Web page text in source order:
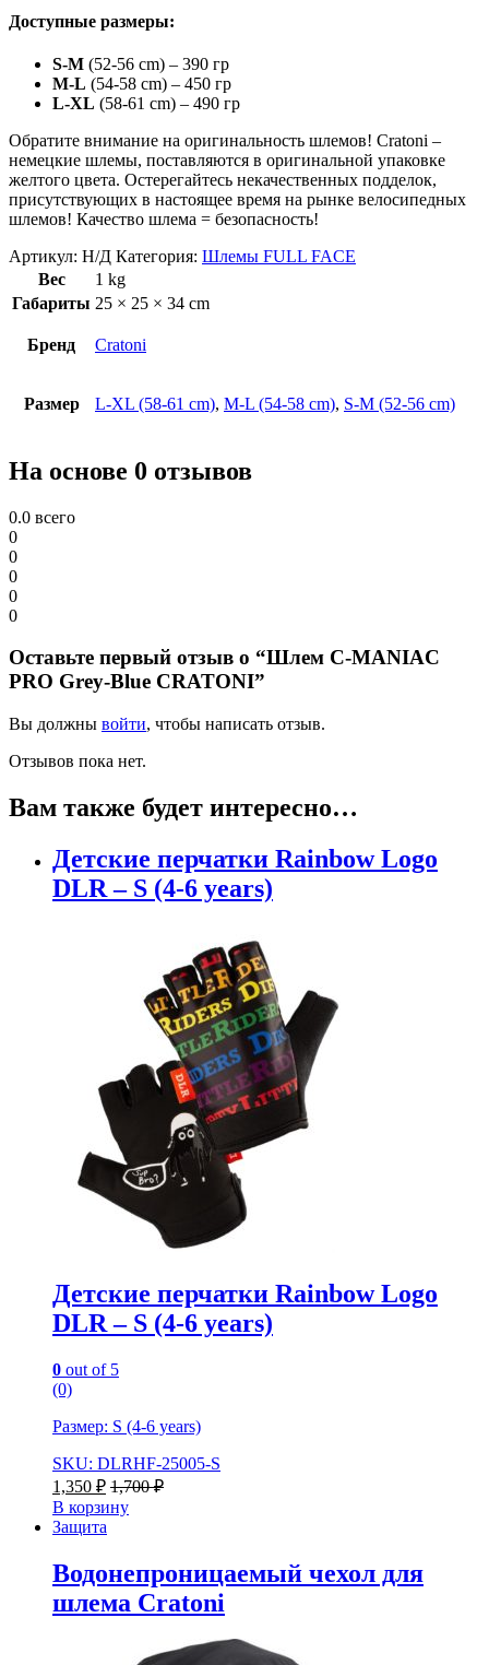
Доступные размеры:
S-M (52-56 cm) – 390 гр
M-L (54-58 cm) – 450 гр
L-XL (58-61 cm) – 490 гр
Обратите внимание на оригинальность шлемов! Cratoni –
немецкие шлемы, поставляются в оригинальной упаковке
желтого цвета. Остерегайтесь некачественных подделок,
присутствующих в настоящее время на рынке велосипедных
шлемов! Качество шлема = безопасность!
Артикул: Н/Д Категория: Шлемы FULL FACE
Вес
1 kg
Габариты 25 × 25 × 34 cm
Бренд Cratoni
Размер L-XL (58-61 cm), M-L (54-58 cm), S-M (52-56 cm)
На основе 0 отзывов
0.0 всего
0
0
0
0
0
Оставьте первый отзыв о “Шлем C-MANIAC
PRO Grey-Blue CRATONI”
Вы должны войти, чтобы написать отзыв.
Отзывов пока нет.
Вам также будет интересно…
Детские перчатки Rainbow Logo
DLR – S (4-6 years)
Детские перчатки Rainbow Logo
DLR – S (4-6 years)
0 out of 5
(0)
Размер: S (4-6 years)
SKU: DLRHF-25005-S
1,350 ₽ 1,700₽
В корзину
Защита
Водонепроницаемый чехол для
шлема Cratoni